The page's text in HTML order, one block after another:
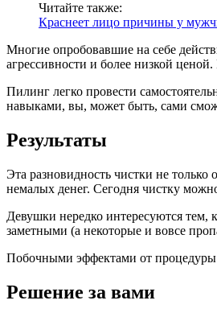
Читайте также:
Краснеет лицо причины у
Многие опробовавшие на себе
агрессивности и более низкой
Пилинг легко провести
навыками, вы, может быть, сами
Результаты
Эта разновидность чистки не
немалых денег. Сегодня чистку
Девушки нередко интересуются тем,
заметными (а некоторые и вовсе
Побочными эффектами от процедуры
Решение за вами